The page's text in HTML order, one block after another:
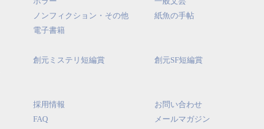
ノンフィクション・その他
紙魚の手帖
電子書籍
創元ミステリ短編賞
創元SF短編賞
採用情報
お問い合わせ
FAQ メールマガジン